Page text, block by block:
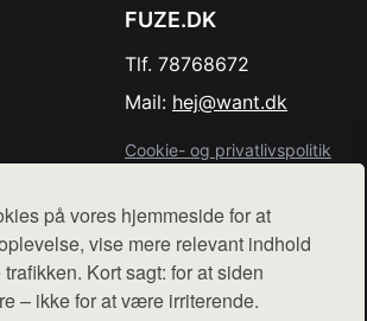
på vores hjemmeside for at
vise mere relevant indhold
Kort sagt: for at siden
– ikke for at være irriterende.
FUZE.DK
Tlf. 78768672
Mail: hej@want.dk
Cookie- og privatlivspolitik
af want.dk, der udgiver en række
af forskellige produkter fra
Der sælges ikke varer fra denne side - vi